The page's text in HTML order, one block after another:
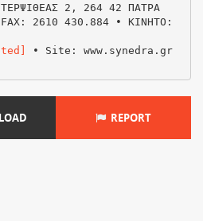
2, 264 42 ΠΑΤΡΑ
2610 430.884 • ΚΙΝΗΤO:
• Site: www.synedra.gr
REPORT